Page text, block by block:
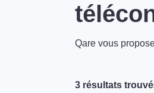
Qare vous
3 résultats